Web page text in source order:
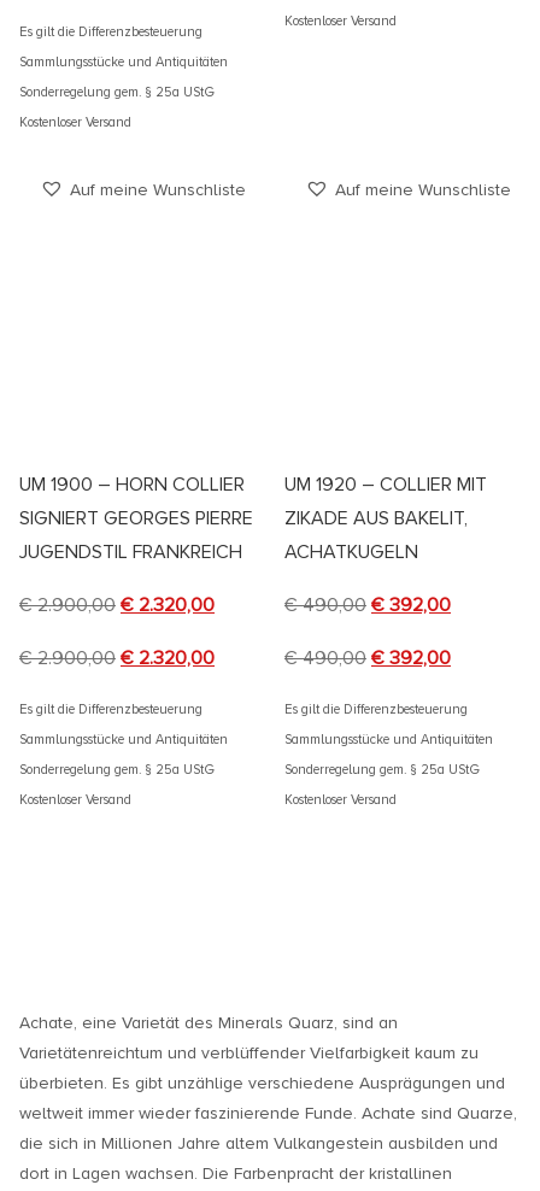
Es gilt die Differenzbesteuerung
Sammlungsstücke und Antiquitäten
Sonderregelung gem. § 25a UStG
Kostenloser Versand
Kostenloser Versand
Auf meine Wunschliste
UM 1900 – HORN COLLIER
SIGNIERT GEORGES PIERRE
JUGENDSTIL FRANKREICH
€2.900,00 € 2.320,00
€2.900,00 € 2.320,00
Es gilt die Differenzbesteuerung
Sammlungsstücke und Antiquitäten
Sonderregelung gem. § 25a UStG
Kostenloser Versand
Auf meine Wunschliste
UM 1920 – COLLIER MIT
ZIKADE AUS BAKELIT,
ACHATKUGELN
€490,00 € 392,00
€490,00 € 392,00
Es gilt die Differenzbesteuerung
Sammlungsstücke und Antiquitäten
Sonderregelung gem. § 25a UStG
Kostenloser Versand
Achate, eine Varietät des Minerals Quarz, sind an
Varietätenreichtum und verblüffender Vielfarbigkeit kaum zu
überbieten. Es gibt unzählige verschiedene Ausprägungen und
weltweit immer wieder faszinierende Funde. Achate sind Quarze,
die sich in Millionen Jahre altem Vulkangestein ausbilden und
dort in Lagen wachsen. Die Farbenpracht der kristallinen